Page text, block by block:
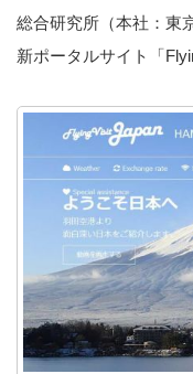
総合研究所（本社：東
新ポータルサイト「